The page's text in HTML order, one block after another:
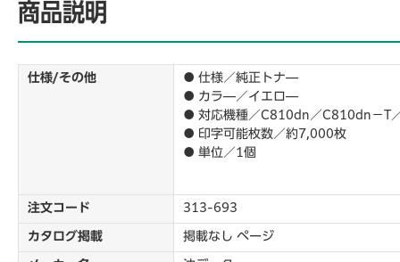
商品説明
仕様/その他
● 仕様／純正トナ―
● カラ―／イエロ―
● 対応機種／C810dn／C810dn－
● 印字可能枚数／約7,000枚
● 単位／1個
注文コード 313-693
カタログ掲載 掲載なし ページ